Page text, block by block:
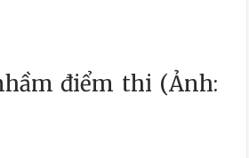
điểm thi (Ảnh: